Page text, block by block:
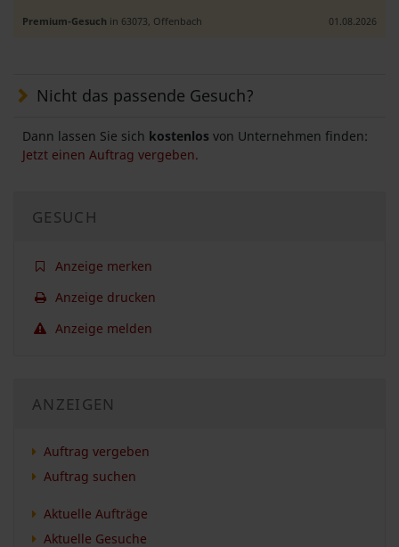
Premium-Gesuch in 63073, Offenbach 01.08.2026
Nicht das passende Gesuch?
Dann lassen Sie sich kostenlos von Unternehmen finden:
Jetzt einen Auftrag vergeben.
GESUCH
Anzeige merken
Anzeige drucken
Anzeige melden
ANZEIGEN
Auftrag vergeben
Auftrag suchen
Aktuelle Aufträge
Aktuelle Gesuche